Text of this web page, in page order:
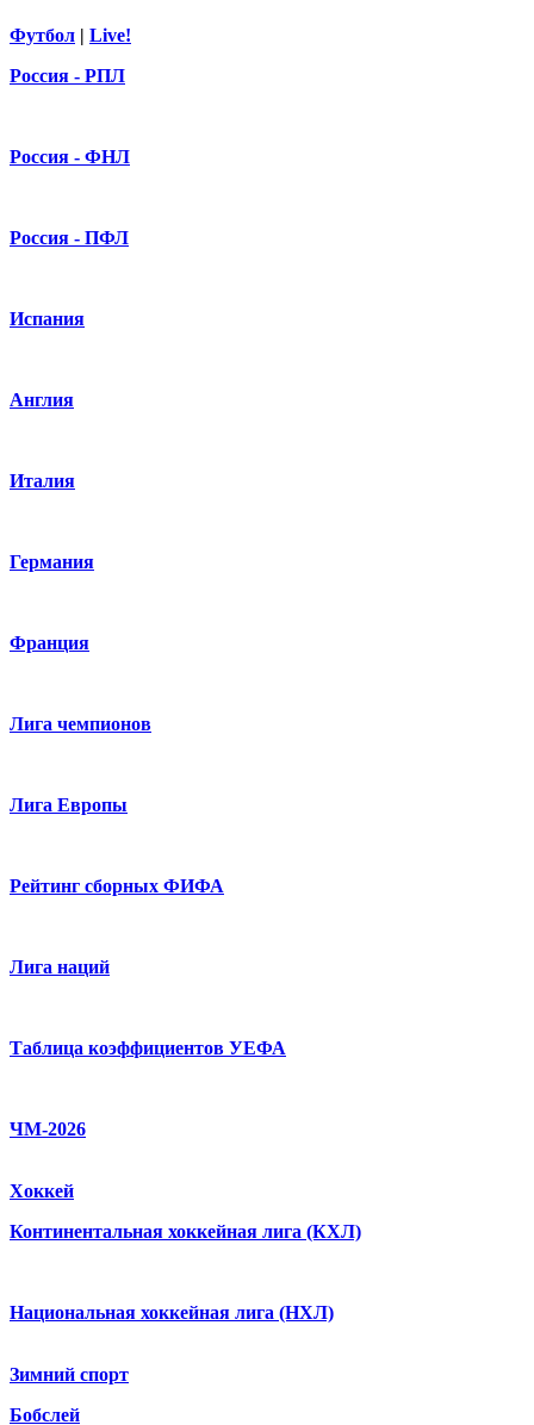
Футбол | Live!
Россия - РПЛ
Россия - ФНЛ
Россия - ПФЛ
Испания
Англия
Италия
Германия
Франция
Лига чемпионов
Лига Европы
Рейтинг сборных ФИФА
Лига наций
Таблица коэффициентов УЕФА
ЧМ-2026
Хоккей
Континентальная хоккейная лига (КХЛ)
Национальная хоккейная лига (НХЛ)
Зимний спорт
Бобслей